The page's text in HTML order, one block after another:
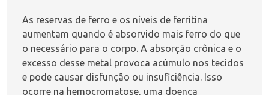
As reservas de ferro e os níveis de ferritina
aumentam quando é absorvido mais ferro do que
o necessário para o corpo. A absorção crônica e o
excesso desse metal provoca acúmulo nos tecidos
e pode causar disfunção ou insuficiência. Isso
ocorre na hemocromatose, uma doença